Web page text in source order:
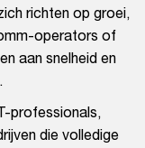
richten op groei,
operators of
aan snelheid en
professionals,
die volledige